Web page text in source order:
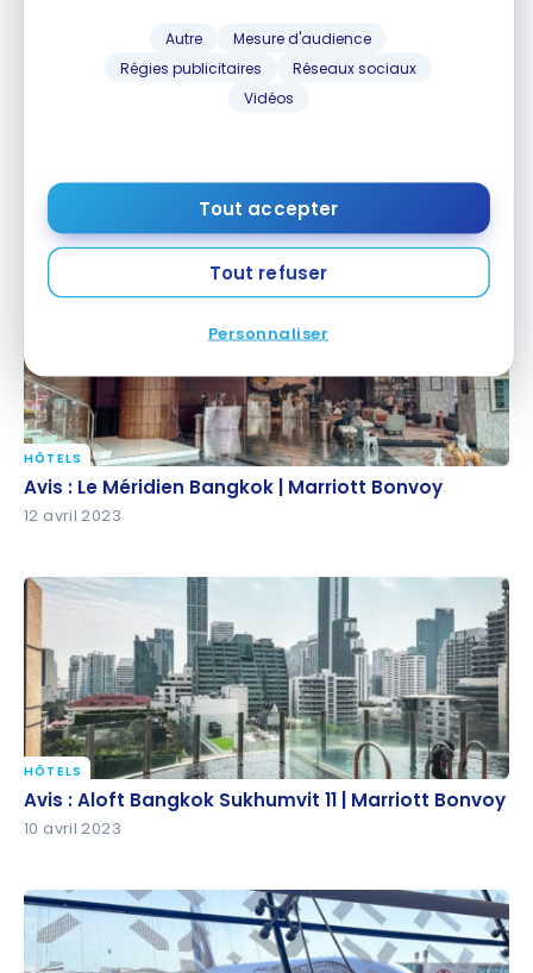
Autre
Mesure d'audience
Régies publicitaires
Réseaux sociaux
Vidéos
Tout accepter
Tout refuser
Personnaliser
Apartments | Marriott Bonvoy
14 avril 2023
Avis : Le Méridien Bangkok | Marriott Bonvoy
HÔTELS
Avis : Le Méridien Bangkok | Marriott Bonvoy
12 avril 2023
Avis : Aloft Bangkok Sukhumvit 11 | Marriott Bonvoy
HÔTELS
Avis : Aloft Bangkok Sukhumvit 11 | Marriott Bonvoy
10 avril 2023